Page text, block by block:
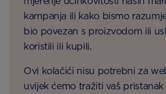
kampanja ili kako bismo
bio povezan s proizvodom ili
koristili ili kupili.
Ovi kolačići nisu potrebni za
uvijek ćemo tražiti vaš